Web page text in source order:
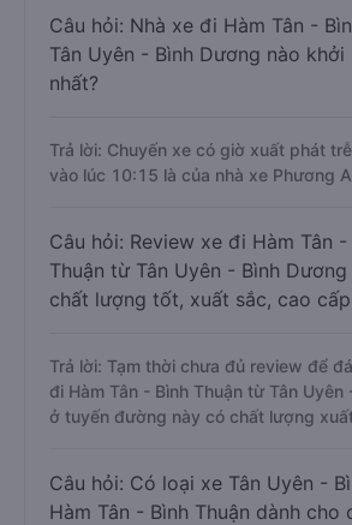
Câu hỏi: Nhà xe đi Hàm Tân -
Tân Uyên - Bình Dương nào khởi
nhất?
Trả lời: Chuyến xe có giờ xuất phát
vào lúc 10:15 là của nhà xe Phương
Câu hỏi: Review xe đi Hàm Tân -
Thuận từ Tân Uyên - Bình
chất lượng tốt, xuất sắc, cao
Trả lời: Tạm thời chưa đủ review để
đi Hàm Tân - Bình Thuận từ Tân
ở tuyến đường này có chất lượng
Câu hỏi: Có loại xe Tân Uyên -
Hàm Tân - Bình Thuận dành cho